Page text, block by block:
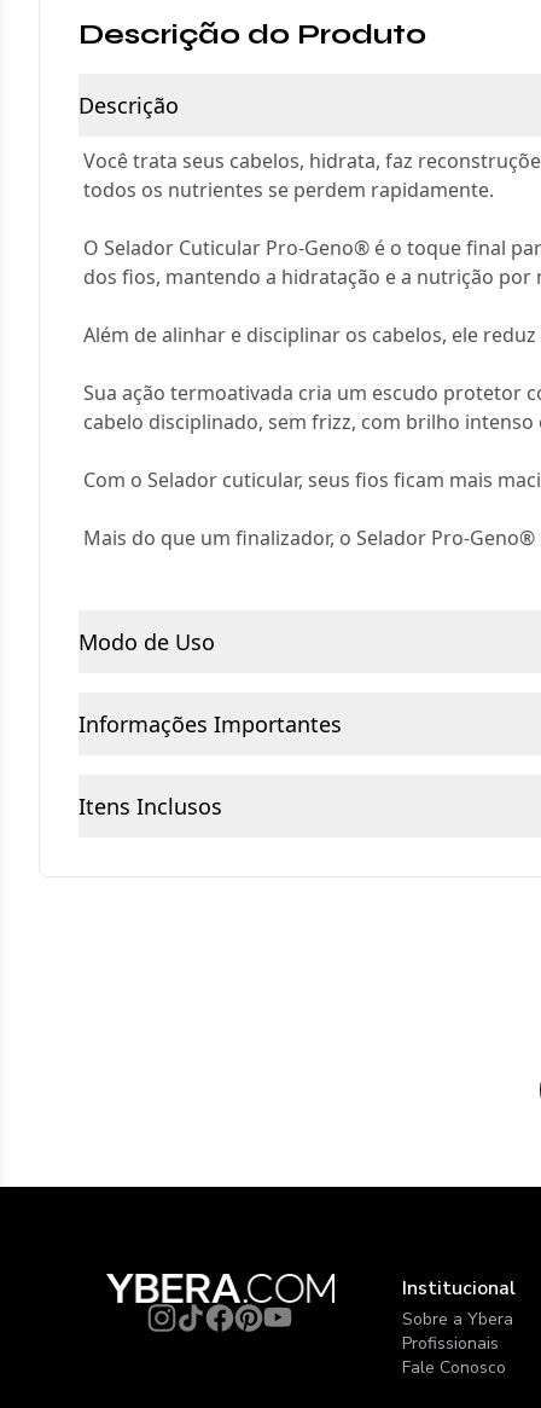
Descrição do Produto
Descrição
Você trata seus cabelos, hidrata, faz
todos os nutrientes se perdem rapidamente.
O Selador Cuticular Pro-Geno® é o toque final
dos fios, mantendo a hidratação e a nutrição
Além de alinhar e disciplinar os cabelos, ele
Sua ação termoativada cria um escudo protetor
cabelo disciplinado, sem frizz, com brilho
Com o Selador cuticular, seus fios ficam mais
Mais do que um finalizador, o Selador Pro-
Modo de Uso
Informações Importantes
Itens Inclusos
Institucional
Sobre a Ybera
Profissionais
Fale Conosco